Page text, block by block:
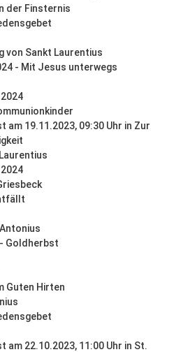
der Finsternis
von Sankt Laurentius
- Mit Jesus unterwegs
19.11.2023, 09:30 Uhr in Zur
Goldherbst
Guten Hirten
22.10.2023, 11:00 Uhr in St.